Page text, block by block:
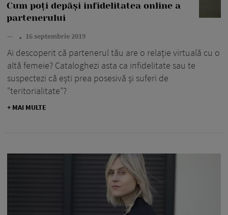
Cum poți depăși infidelitatea online a
partenerului
— 16 septembrie 2019
Ai descoperit că partenerul tău are o relație virtuală cu o
altă femeie? Cataloghezi asta ca infidelitate sau te
suspectezi că ești prea posesivă și suferi de
"teritorialitate"?
+ MAI MULTE